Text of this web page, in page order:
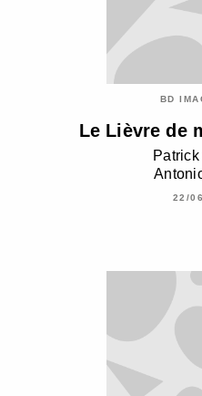
BD
Le Lièvre de
22/